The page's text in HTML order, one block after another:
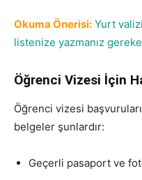
Okuma Önerisi: Yurt
listenize yazmanız
Öğrenci Vizesi İçin
Öğrenci vizesi
belgeler şunlardır:
Geçerli pasaport ve